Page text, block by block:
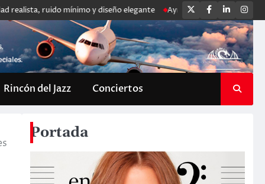
mínimo y diseño elegante Aymée Nuviola y Enrique Heredia
Twitter
Facebook
LinkedIn
Rincón del Jazz Conciertos
Portada